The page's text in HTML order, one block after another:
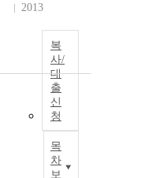
2013
복
사/
대
출
신
청
목
차
보